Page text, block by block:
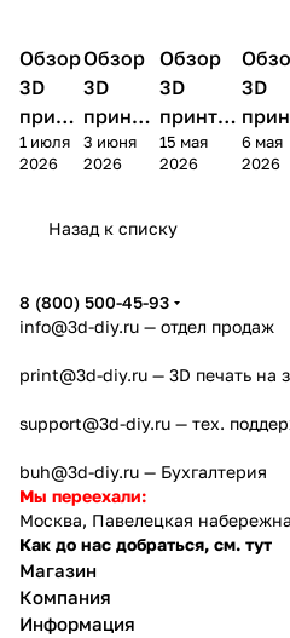
3D
принтеры
Обзор
3D
принт
ера
Bamb
1 июля
2026
3D
принтеры
Обзор
3D
принте
ра
Anycubi
4
3 июня
2026
3D
принтеры
Обзор
3D
принтер
а
FlashFo
Creator
15 мая
2026
3D
3D
ра
6 мая
2026
Назад к списку
8 (800) 500-45-93
info@3d-diy.ru — отдел продаж
print@3d-diy.ru — 3D печать на
support@3d-diy.ru — тех.
buh@3d-diy.ru — Бухгалтерия
Мы переехали:
Москва, Павелецкая
Как до нас добраться, см. тут
Магазин
Компания
Информация